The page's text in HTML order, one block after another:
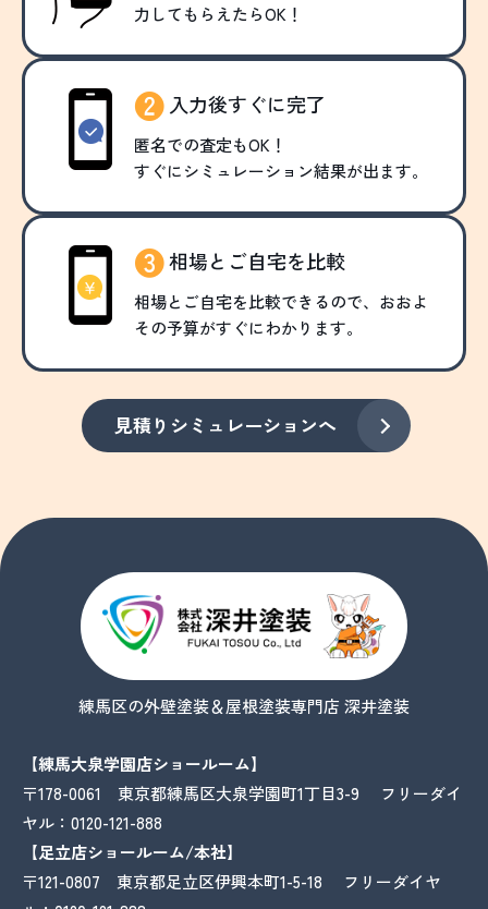
力してもらえたらOK！
入力後すぐに完了
匿名での査定もOK！
すぐにシミュレーション結果が出ます。
相場とご自宅を比較
相場とご自宅を比較できるので、おおよ
その予算がすぐにわかります。
見積りシミュレーションへ
練馬区の外壁塗装＆屋根塗装専門店 深井塗装
【練馬大泉学園店ショールーム】
〒178-0061 東京都練馬区大泉学園町1丁目3-9 フリーダイ
ヤル： 0120-121-888
【足立店ショールーム/本社】
〒121-0807 東京都足立区伊興本町1-5-18 フリーダイヤ